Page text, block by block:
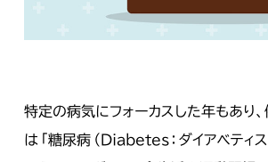
特定の病気にフォーカスした年もあり
は「糖尿病（Diabetes：ダイアベティス